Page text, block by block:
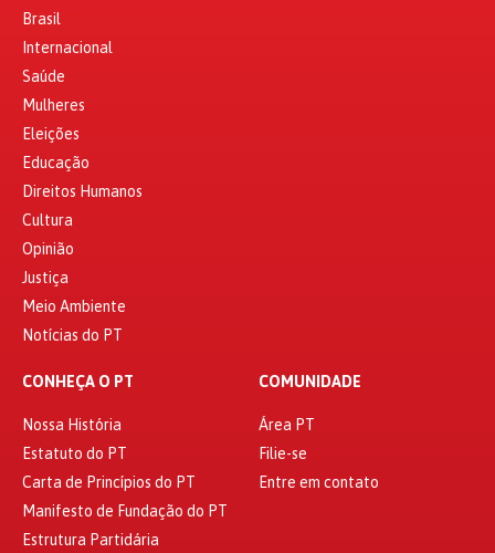
Brasil
Internacional
Saúde
Mulheres
Eleições
Educação
Direitos Humanos
Cultura
Opinião
Justiça
Meio Ambiente
Notícias do PT
CONHEÇA O PT
Nossa História
Estatuto do PT
Carta de Princípios do PT
Manifesto de Fundação do PT
Estrutura Partidária
COMUNIDADE
Área PT
Filie-se
Entre em contato